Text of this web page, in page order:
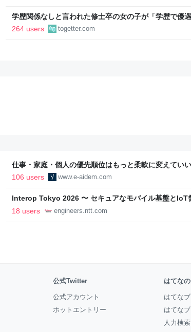
学歴関係なしと言われた修士卒の女の子が「学歴で優
大学院まで学費払って自分の価値を上げた人が馬鹿じ
詞を残して会社を辞めてった話
264 users togetter.com
仕事・家庭・個人の優先順位はもっと柔軟に変えてい
の自分に伝えたいこと - りっすん by イーアイデム
106 users www.e-aidem.com
Interop Tokyo 2026 〜 セキュアなモバイル基盤とIoT
への取り組み 〜 - NTT docomo Business Engineers'
18 users engineers.ntt.com
公式Twitter
公式アカウント
ホットエントリー
はてな
はてな
はてな
人力検